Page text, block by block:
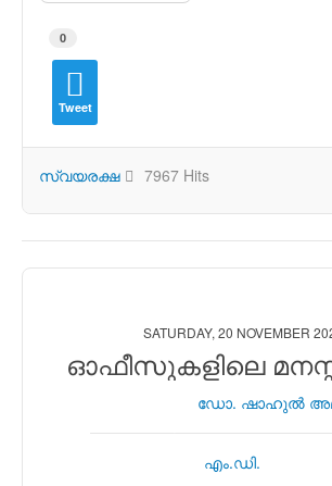
0
Tweet
സ്വയരക്ഷ 7967 Hits
SATURDAY, 20 NOVEMBER
ഓഫീസുകളിലെ
ഡോ. ഷാഹുല്‍
എം.ഡി.